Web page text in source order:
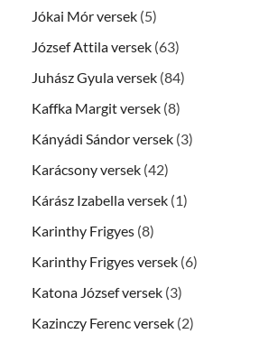
Jókai Mór versek (5)
József Attila versek (63)
Juhász Gyula versek (84)
Kaffka Margit versek (8)
Kányádi Sándor versek (3)
Karácsony versek (42)
Kárász Izabella versek (1)
Karinthy Frigyes (8)
Karinthy Frigyes versek (6)
Katona József versek (3)
Kazinczy Ferenc versek (2)